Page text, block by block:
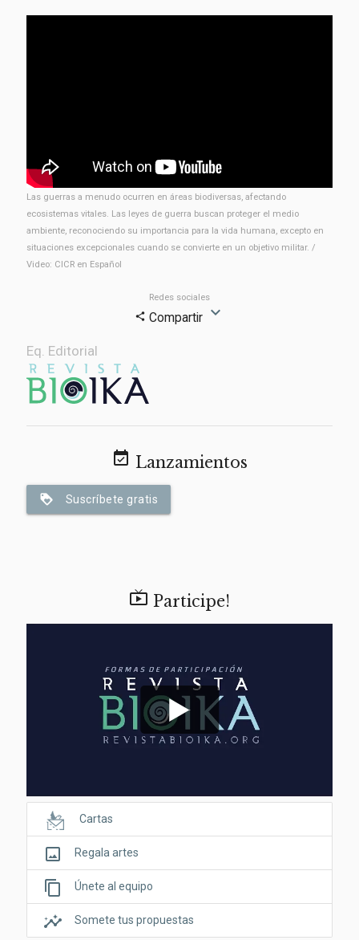
Las guerras a menudo ocurren en áreas biodiversas, afectando
ecosistemas vitales. Las leyes de guerra buscan proteger el medio
ambiente, reconociendo su importancia para la vida humana, excepto en
situaciones excepcionales cuando se convierte en un objetivo militar. /
Video: CICR en Español
Redes sociales
share Compartir expand_more
Eq. Editorial
event_available Lanzamientos
loyalty Suscríbete gratis
 Participe!
Cartas
crop_original Regala artes
content_copy Únete al equipo
insights Somete tus propuestas